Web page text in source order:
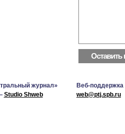
журнал»
Studio Shweb
Веб-поддержка
web@ptj.spb.ru